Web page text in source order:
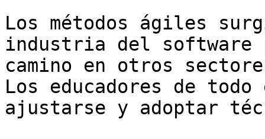
Los métodos ágiles
industria del software
camino en otros
Los educadores de todo
ajustarse y adoptar